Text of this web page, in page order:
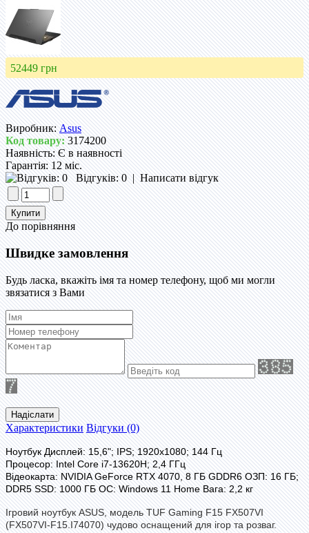
52449 грн
Виробник: Asus
Код товару:3174200
Наявність:Є в наявності
Гарантія:12 міс.
Відгуків: 0|Написати відгук
До порівняння
Швидке замовлення
Будь ласка, вкажіть імя та номер телефону, щоб ми могли
звязатися з Вами
Надіслати
Характеристики Відгуки (0)
Ноутбук Дисплей:15,6"; IPS; 1920x1080; 144 Гц
Процесор:Intel Core i7-13620H; 2,4 ГГц
Відеокарта:NVIDIA GeForce RTX 4070, 8 ГБ GDDR6 ОЗП:16 ГБ;
DDR5 SSD:1000 ГБ ОС:Windows 11 Home Вага:2,2 кг
Ігровий ноутбук ASUS, модель TUF Gaming F15 FX507VI
(FX507VI-F15.I74070) чудово оснащений для ігор та розваг.